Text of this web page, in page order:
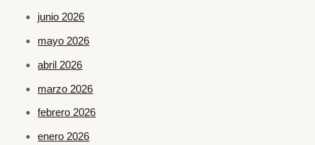
junio 2026
mayo 2026
abril 2026
marzo 2026
febrero 2026
enero 2026